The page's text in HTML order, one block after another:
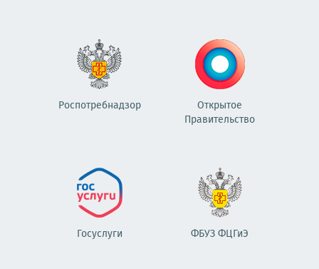
Роспотребнадзор
Открытое
Правительство
Госуслуги ФБУЗ ФЦГиЭ